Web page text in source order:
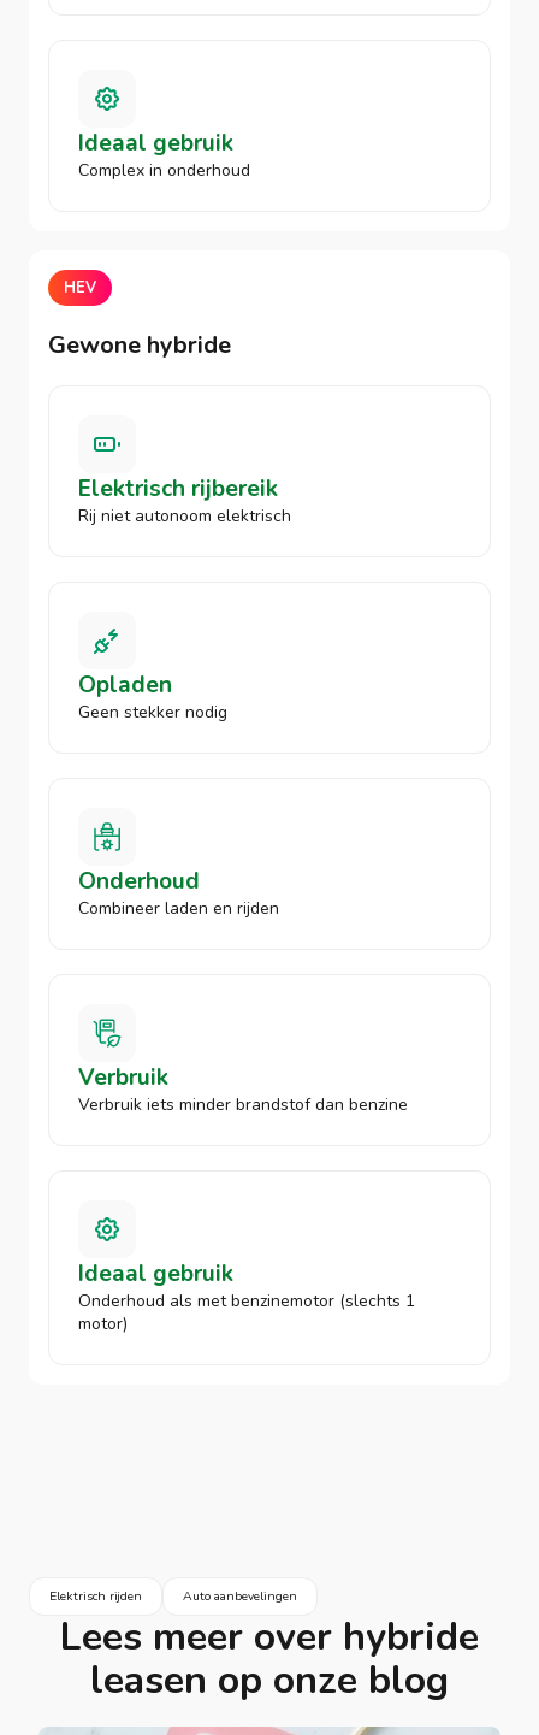
Ideaal gebruik
Complex in onderhoud
HEV
Gewone hybride
Elektrisch rijbereik
Rij niet autonoom elektrisch
Opladen
Geen stekker nodig
Onderhoud
Combineer laden en rijden
Verbruik
Verbruik iets minder brandstof dan benzine
Ideaal gebruik
Onderhoud als met benzinemotor (slechts 1
motor)
Elektrisch rijden Auto aanbevelingen
Lees meer over hybride
leasen op onze blog